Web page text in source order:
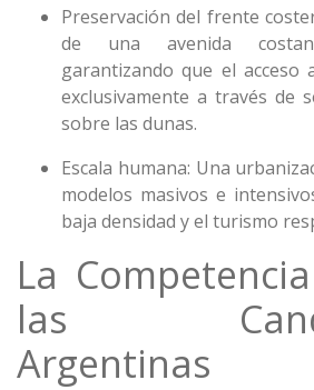
Preservación del frente
de una avenida
garantizando que el acceso
exclusivamente a través de
sobre las dunas.
Escala humana: Una
modelos masivos e
baja densidad y el turismo
La
las
Argentinas